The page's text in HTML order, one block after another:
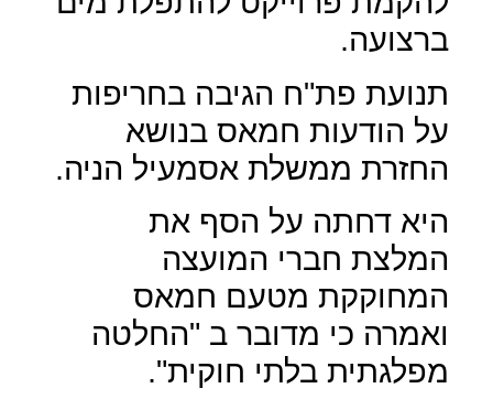
ברצועה.
תנועת פת"ח הגיבה בחריפות
על הודעות חמאס בנושא
החזרת ממשלת אסמעיל הניה.
היא דחתה על הסף את
המלצת חברי המועצה
המחוקקת מטעם חמאס
ואמרה כי מדובר ב "החלטה
מפלגתית בלתי חוקית".